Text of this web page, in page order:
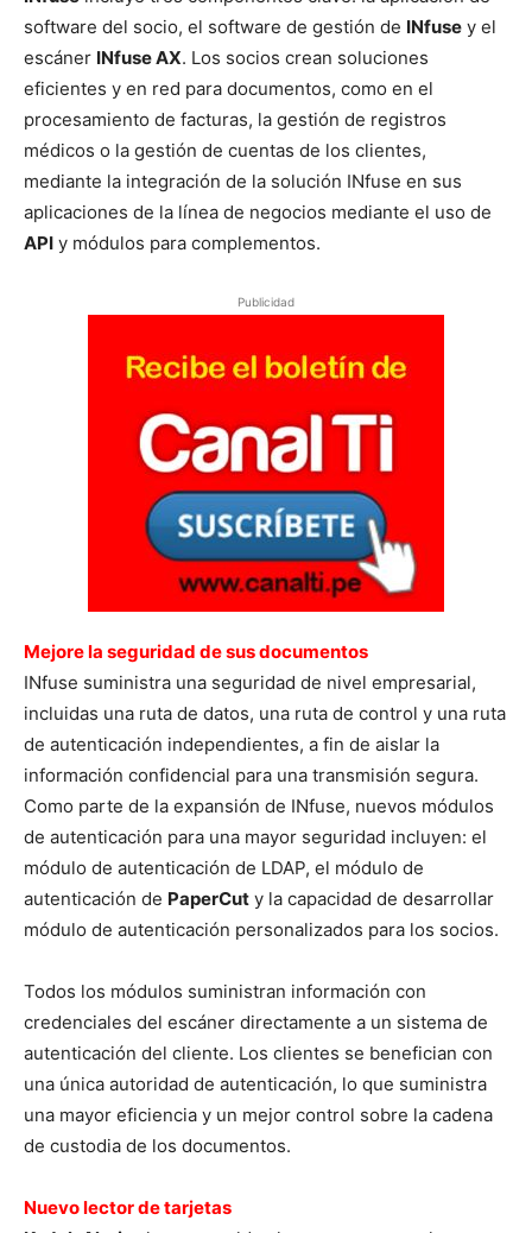
software del socio, el software de gestión de INfuse y el
escáner INfuse AX. Los socios crean soluciones
eficientes y en red para documentos, como en el
procesamiento de facturas, la gestión de registros
médicos o la gestión de cuentas de los clientes,
mediante la integración de la solución INfuse en sus
aplicaciones de la línea de negocios mediante el uso de
API y módulos para complementos.
Publicidad
Mejore la seguridad de sus documentos
INfuse suministra una seguridad de nivel empresarial,
incluidas una ruta de datos, una ruta de control y una ruta
de autenticación independientes, a fin de aislar la
información confidencial para una transmisión segura.
Como parte de la expansión de INfuse, nuevos módulos
de autenticación para una mayor seguridad incluyen: el
módulo de autenticación de LDAP, el módulo de
autenticación de PaperCut y la capacidad de desarrollar
módulo de autenticación personalizados para los socios.
Todos los módulos suministran información con
credenciales del escáner directamente a un sistema de
autenticación del cliente. Los clientes se benefician con
una única autoridad de autenticación, lo que suministra
una mayor eficiencia y un mejor control sobre la cadena
de custodia de los documentos.
Nuevo lector de tarjetas